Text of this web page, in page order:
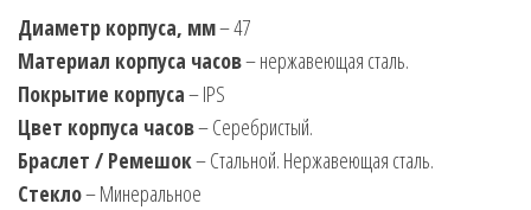
Диаметр корпуса, мм– 47
Материал корпуса часов– нержавеющая сталь.
Покрытие корпуса– IPS
Цвет корпуса часов– Серебристый.
Браслет / Ремешок– Стальной. Нержавеющая сталь.
Стекло– Минеральное